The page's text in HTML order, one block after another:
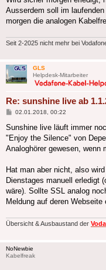
Ausserdem soll im
morgen die analogen
Seit 2-2025 nicht mehr bei
GLS
Helpdesk-Mitarbeiter
Re: sunshine live ab
Beitrag
02.01.2018, 00:22
Sunshine live läuft immer
"Enjoy the Silence" von
Analoghörer gewesen, wenn
Hat man aber nicht, also
Dienstages manuell erledigt
wäre). Sollte SSL analog
Meldung auf deren Webseite
Übersicht & Ausbaustand der
NoNewbie
Kabelfreak